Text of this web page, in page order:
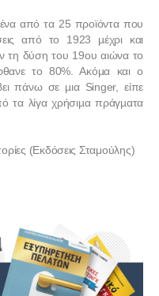
από τα 25 προϊόντα που
από το 1923 µέχρι και
τη δύση του 19ου αιώνα το
το 80%. Ακόµα και ο
πάνω σε µια Singer, είπε
τα λίγα χρήσιµα πράγµατα
(Εκδόσεις Σταμούλης)